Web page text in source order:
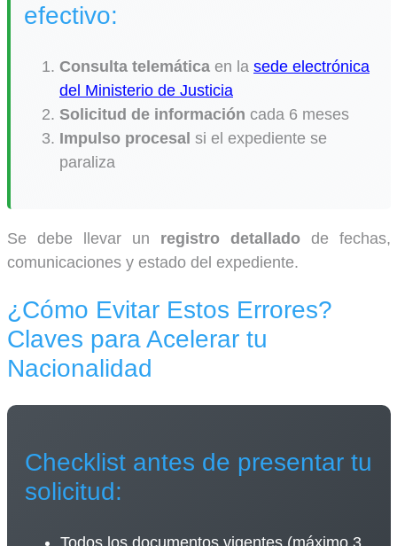
efectivo:
Consulta telemática en la sede electrónica
del Ministerio de Justicia
Solicitud de información cada 6 meses
Impulso procesal si el expediente se
paraliza
Se debe llevar un registro detalladode fechas,
comunicaciones y estado del expediente.
¿Cómo Evitar Estos Errores?
Claves para Acelerar tu
Nacionalidad
Checklist antes de presentar tu
solicitud:
Todos los documentos vigentes (máximo 3